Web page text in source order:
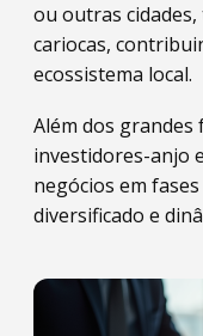
ou outras
cariocas,
ecossistema local.
Além dos grandes
investidores-anjo
negócios em
diversificado e